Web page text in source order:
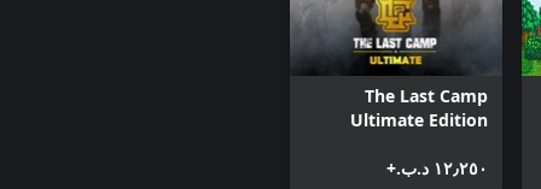
The Last Camp
Ultimate Edition
١٢٫٢٥٠ د.ب.‏+